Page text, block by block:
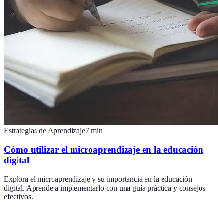
Estrategias de Aprendizaje7 min
Cómo utilizar el microaprendizaje en la educación
digital
Explora el microaprendizaje y su importancia en la educación
digital. Aprende a implementarlo con una guía práctica y consejos
efectivos.